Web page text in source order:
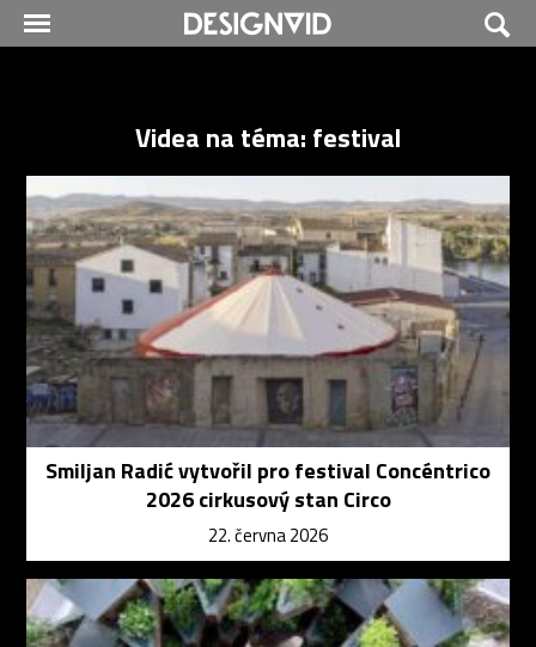
Videa na téma: festival
Smiljan Radić vytvořil pro festival Concéntrico
2026 cirkusový stan Circo
22. června 2026